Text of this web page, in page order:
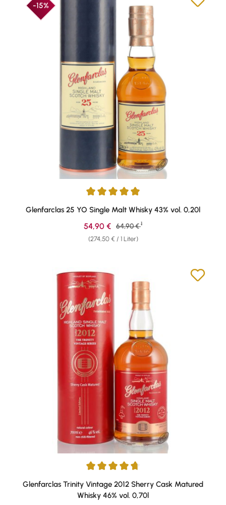
-15%
Durchschnittliche Bewertung von 5 von 5 Sternen
Glenfarclas 25 YO Single Malt Whisky 43% vol. 0,20l
(274,50 € / 1 Liter)
Verkaufspreis:
54,90 € Regulärer Preis:
64,90 € 1
Durchschnittliche Bewertung von 4.78 von 5 Sternen
Glenfarclas Trinity Vintage 2012 Sherry Cask Matured
Whisky 46% vol. 0,70l